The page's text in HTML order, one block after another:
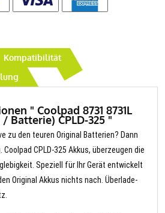
Kompatibilität
" Coolpad 8731 8731L
Batterie) CPLD-325 "
zu den teuren Original Batterien? Dann
CPLD-325 Akkus, überzeugen die
Speziell für Ihr Gerät entwickelt
Original Akkus nichts nach. Überlade-